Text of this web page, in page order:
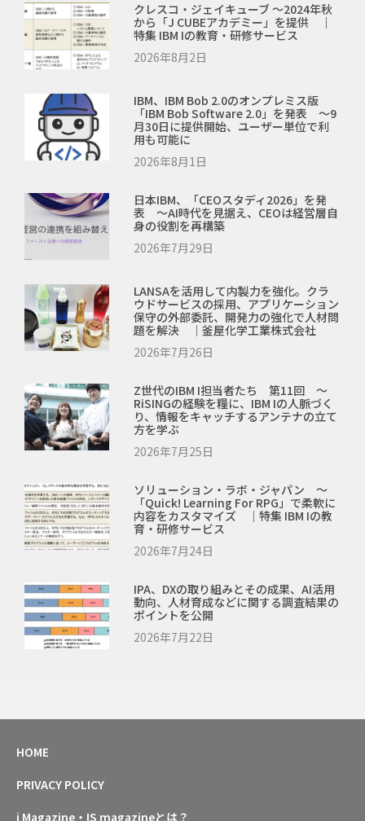
クレスコ・ジェイキューブ ～2024年秋
から「J CUBEアカデミー」を提供 ｜
特集 IBM Iの教育・研修サービス
2026年8月2日
IBM、IBM Bob 2.0のオンプレミス版
「IBM Bob Software 2.0」を発表 ～9
月30日に提供開始、ユーザー単位で利
用も可能に
2026年8月1日
日本IBM、「CEOスタディ2026」を発
表 ～AI時代を見据え、CEOは経営層自
身の役割を再構築
2026年7月29日
LANSAを活用して内製力を強化。クラ
ウドサービスの採用、アプリケーション
保守の外部委託、開発力の強化で人材問
題を解決 ｜釜屋化学工業株式会社
2026年7月26日
Z世代のIBM I担当者たち 第11回 ～
RiSINGの経験を糧に、IBM Iの人脈づく
り、情報をキャッチするアンテナの立て
方を学ぶ
2026年7月25日
ソリューション・ラボ・ジャパン ～
「Quick! Learning For RPG」で柔軟に
内容をカスタマイズ ｜特集 IBM Iの教
育・研修サービス
2026年7月24日
IPA、DXの取り組みとその成果、AI活用
動向、人材育成などに関する調査結果の
ポイントを公開
2026年7月22日
HOME
PRIVACY POLICY
i Magazine・IS magazineとは？